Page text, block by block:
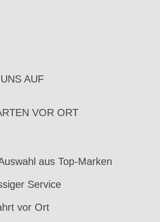
AUF
VOR ORT
aus Top-Marken
Service
vor Ort